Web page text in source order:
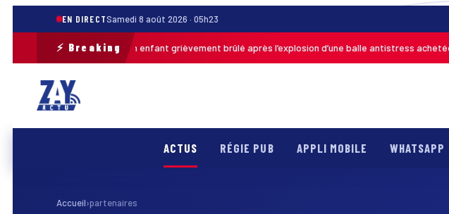
EN DIRECTSamedi 8 août 2026 · 05h23
⚡ Breaking
Pas-de-Calais : un enfant grièvement brûlé après l’explosion d’une balle antistress achetée en
ACTUS RÉGIE PUB APPLI MOBILE WHATSAPP
Accueil›partenaires